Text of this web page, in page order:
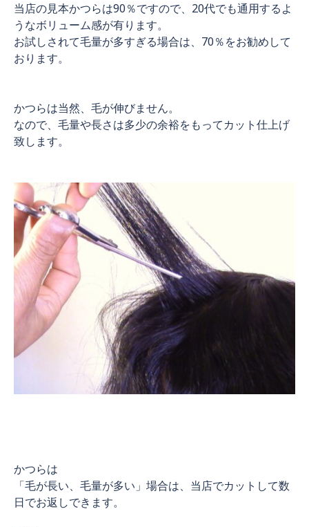
当店の見本かつらは90％ですので、20代でも通用するよ
うなボリューム感が有ります。
お試しされて毛量が多すぎる場合は、70％をお勧めして
おります。
かつらは当然、毛が伸びません。
なので、毛量や長さは多少の余裕をもってカット仕上げ
致します。
かつらは
「毛が長い、毛量が多い」場合は、当店でカットして数
日でお返しできます。